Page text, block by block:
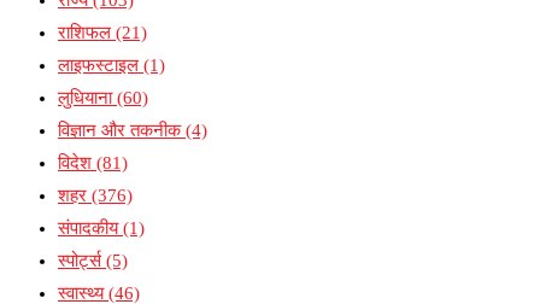
राशिफल (21)
लाइफस्टाइल (1)
लुधियाना(60)
विज्ञान और तकनीक(4)
विदेश (81)
शहर (376)
संपादकीय(1)
स्पोर्ट्स(5)
स्वास्थ्य(46)